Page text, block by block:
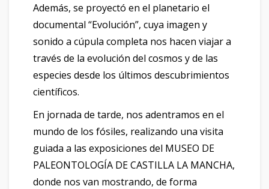
Además, se proyectó en el planetario el
documental “Evolución”, cuya imagen y
sonido a cúpula completa nos hacen viajar a
través de la evolución del cosmos y de las
especies desde los últimos descubrimientos
científicos.
En jornada de tarde, nos adentramos en el
mundo de los fósiles, realizando una visita
guiada a las exposiciones del MUSEO DE
PALEONTOLOGÍA DE CASTILLA LA MANCHA,
donde nos van mostrando, de forma